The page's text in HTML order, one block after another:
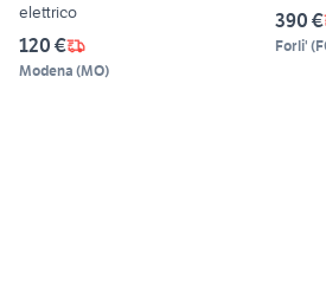
elettrico
120 €
Modena (MO)
390 €
Forli' (